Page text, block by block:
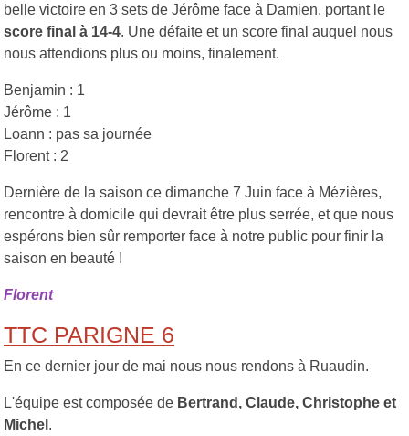
belle victoire en 3 sets de Jérôme face à Damien, portant le
score final à 14-4. Une défaite et un score final auquel nous
nous attendions plus ou moins, finalement.
Benjamin : 1
Jérôme : 1
Loann : pas sa journée
Florent : 2
Dernière de la saison ce dimanche 7 Juin face à Mézières,
rencontre à domicile qui devrait être plus serrée, et que nous
espérons bien sûr remporter face à notre public pour finir la
saison en beauté !
Florent
TTC PARIGNE 6
En ce dernier jour de mai nous nous rendons à Ruaudin.
L'équipe est composée de Bertrand, Claude, Christophe et
Michel .